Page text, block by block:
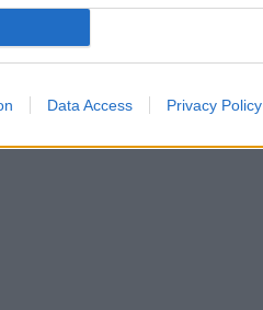
Data Access Privacy Policy